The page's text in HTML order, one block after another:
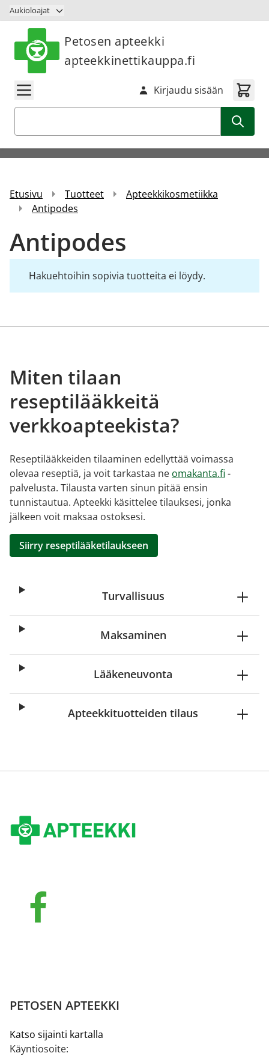
Siirry sisältöön
Aukioloajat
Petosen apteekki
apteekkinettikauppa.fi
Kirjaudu sisään
Etusivu Tuotteet
Apteekkikosmetiikka
Antipodes
Antipodes
Hakuehtoihin sopivia tuotteita ei löydy.
Miten tilaan
reseptilääkkeitä
verkkoapteekista?
Reseptilääkkeiden tilaaminen edellyttää voimassa
olevaa reseptiä, ja voit tarkastaa ne omakanta.fi -
palvelusta. Tilausta varten sinun pitää ensin
tunnistautua. Apteekki käsittelee tilauksesi, jonka
jälkeen voit maksaa ostoksesi.
Siirry reseptilääketilaukseen
Turvallisuus
Maksaminen
Lääkeneuvonta
Apteekkituotteiden tilaus
PETOSEN APTEEKKI
Katso sijainti kartalla
Käyntiosoite: